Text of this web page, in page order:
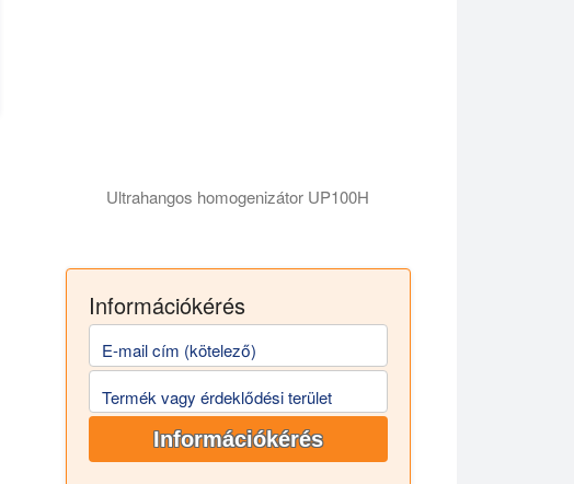
Ultrahangos homogenizátor UP100H
Információkérés
E-mail cím (kötelező)
Termék vagy érdeklődési terület
Információkérés